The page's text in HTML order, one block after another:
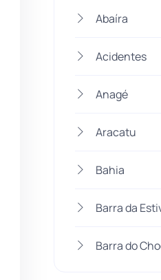
Abaíra
Acidentes
Anagé
Aracatu
Bahia
Barra da
Barra do